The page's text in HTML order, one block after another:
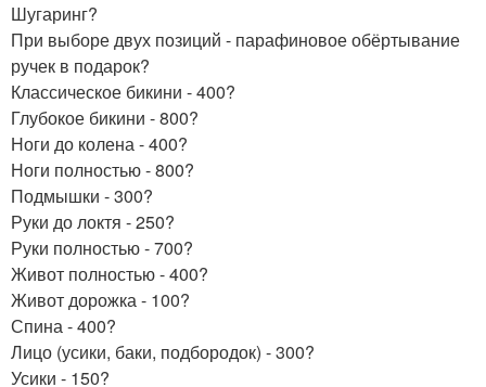
Шугаринг?
При выборе двух позиций - парафиновое обёртывание
ручек в подарок?
Классическое бикини - 400?
Глубокое бикини - 800?
Ноги до колена - 400?
Ноги полностью - 800?
Подмышки - 300?
Руки до локтя - 250?
Руки полностью - 700?
Живот полностью - 400?
Живот дорожка - 100?
Спина - 400?
Лицо (усики, баки, подбородок) - 300?
Усики - 150?